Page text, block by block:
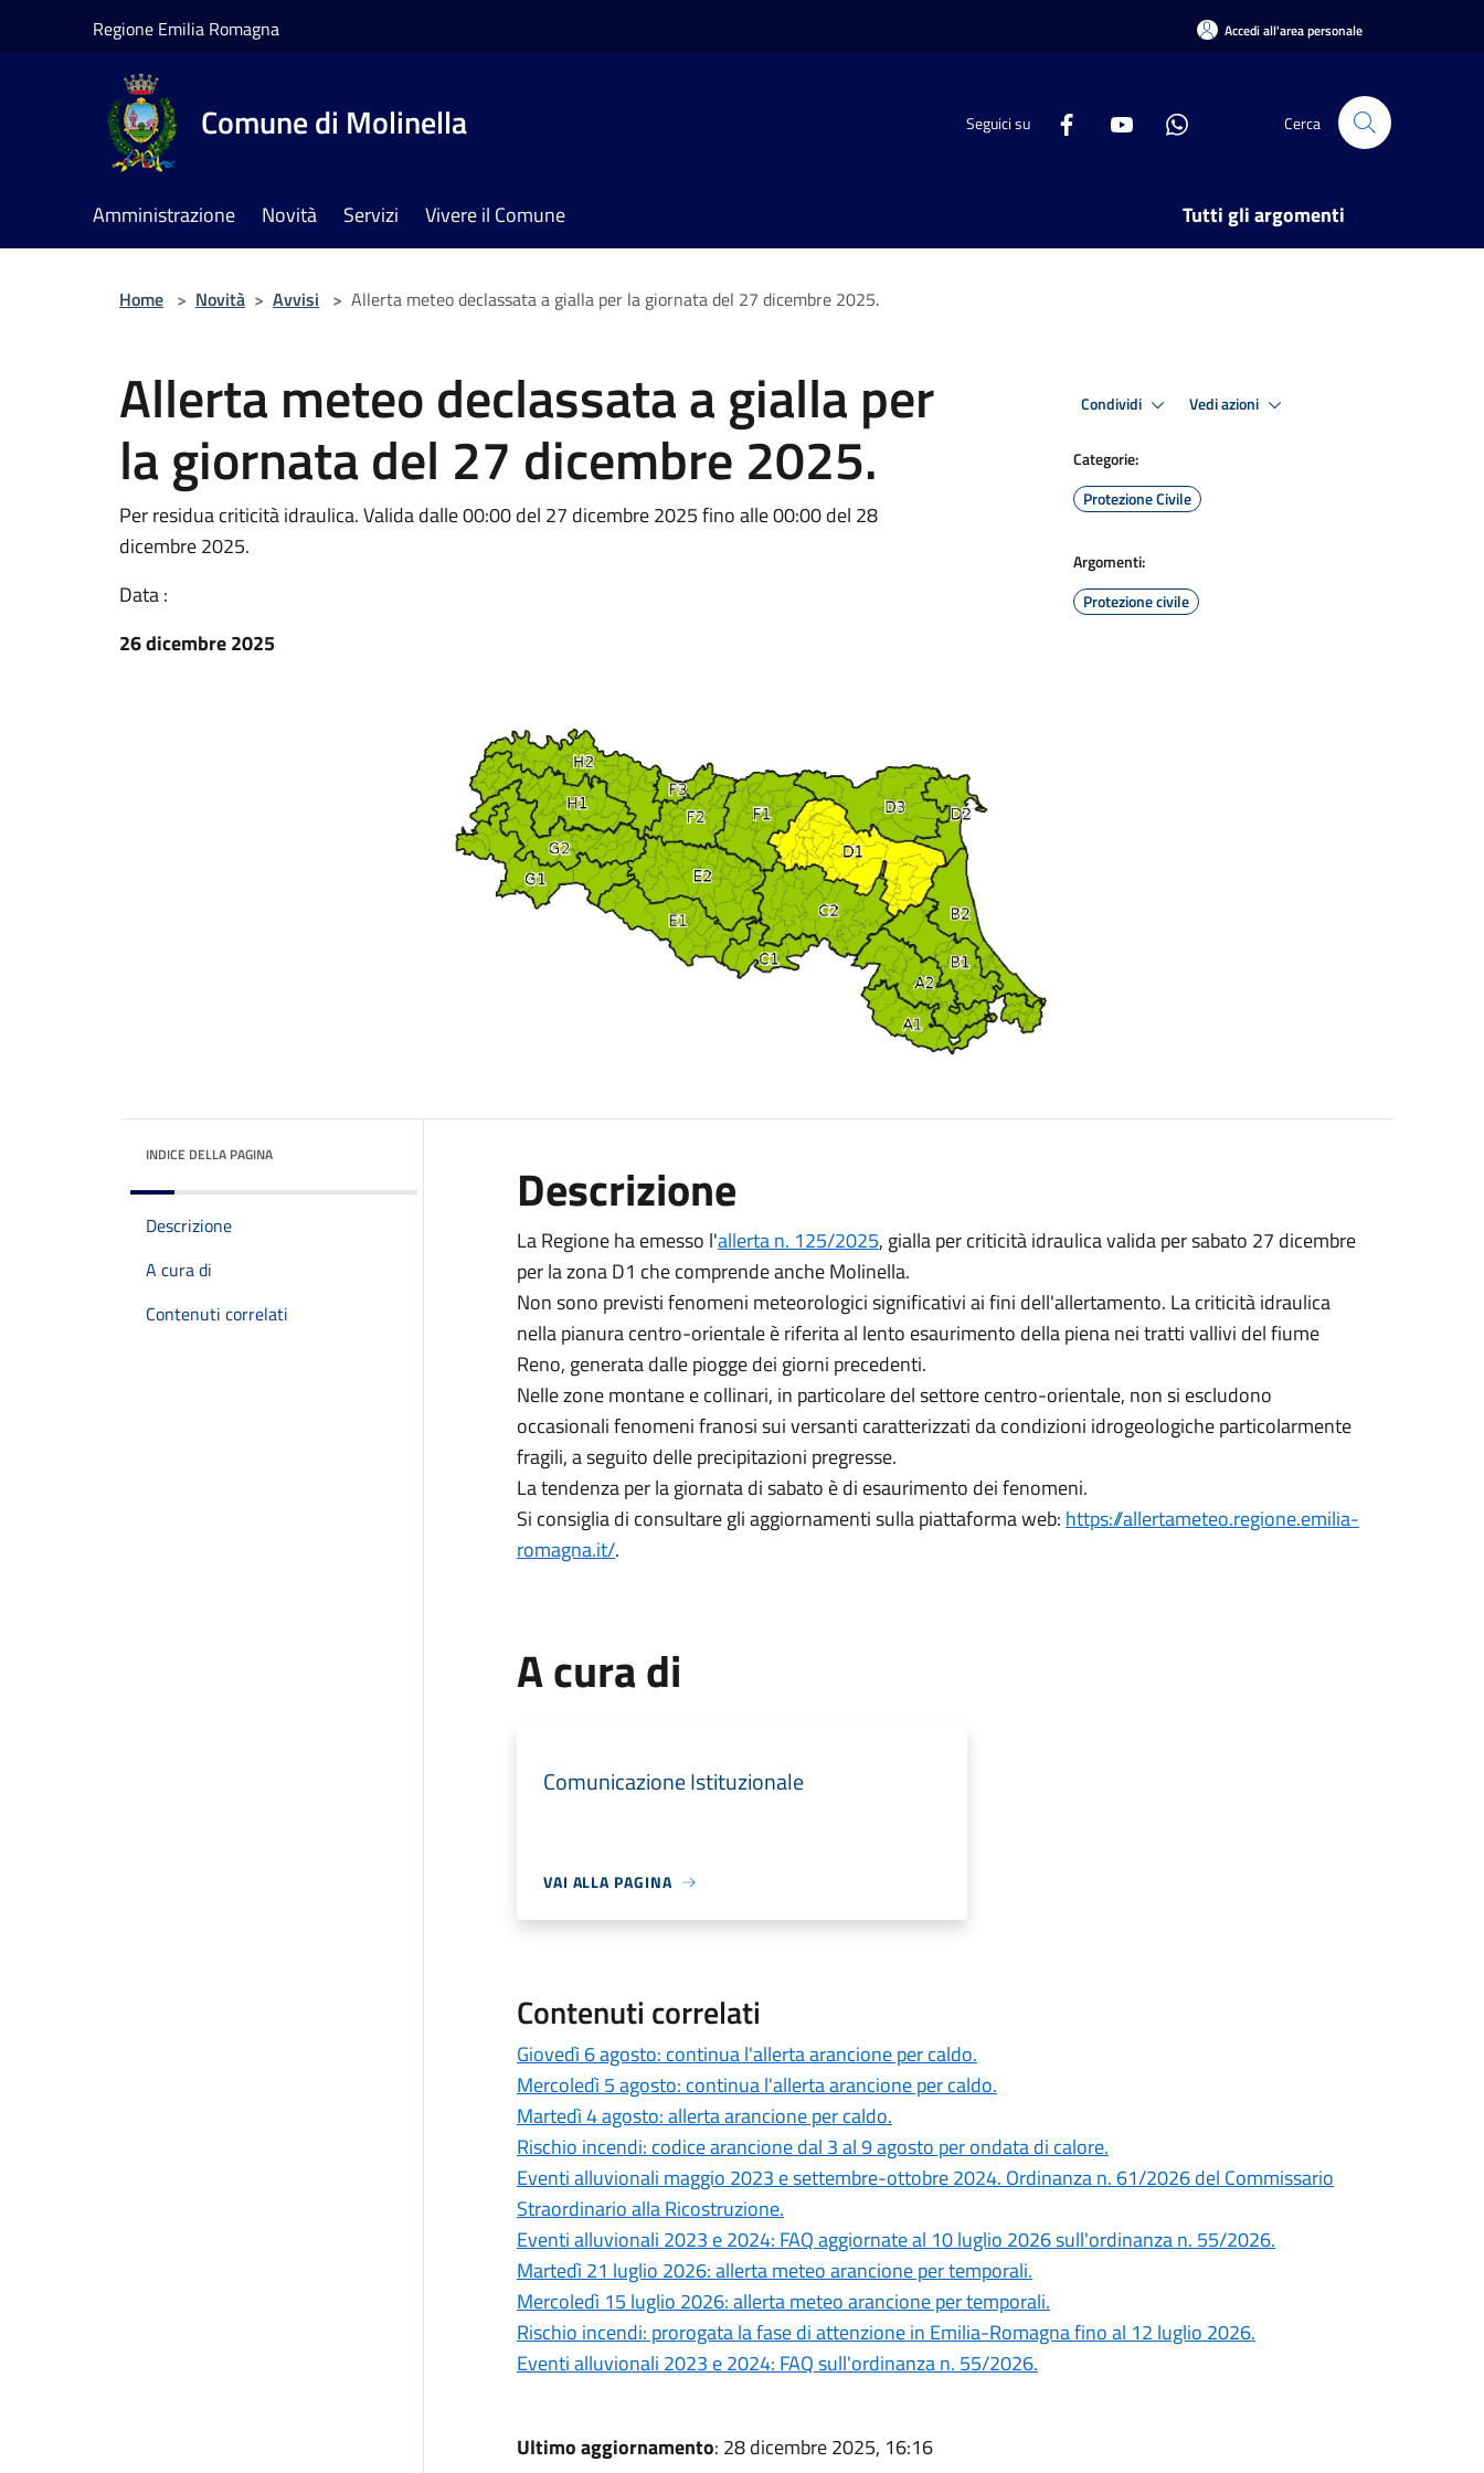
Regione Emilia Romagna Accedi all'area personale
Comune di Molinella Seguici su Cerca
Amministrazione Novità Servizi Vivere il Comune Tutti gli argomenti
Home > Novità > Avvisi > Allerta meteo declassata a gialla per la giornata del 27 dicembre 2025.
Allerta meteo declassata a gialla per
la giornata del 27 dicembre 2025.
Per residua criticità idraulica. Valida dalle 00:00 del 27 dicembre 2025 fino alle 00:00 del 28
dicembre 2025.
Data :
26 dicembre 2025
Condividi Vedi azioni
Categorie:
Protezione Civile
Argomenti:
Protezione civile
INDICE DELLA PAGINA
Descrizione
A cura di
Contenuti correlati
Descrizione
La Regione ha emesso l'allerta n. 125/2025, gialla per criticità idraulica valida per sabato 27 dicembre
per la zona D1 che comprende anche Molinella.
Non sono previsti fenomeni meteorologici significativi ai fini dell'allertamento. La criticità idraulica
nella pianura centro-orientale è riferita al lento esaurimento della piena nei tratti vallivi del fiume
Reno, generata dalle piogge dei giorni precedenti.
Nelle zone montane e collinari, in particolare del settore centro-orientale, non si escludono
occasionali fenomeni franosi sui versanti caratterizzati da condizioni idrogeologiche particolarmente
fragili, a seguito delle precipitazioni pregresse.
La tendenza per la giornata di sabato è di esaurimento dei fenomeni.
Si consiglia di consultare gli aggiornamenti sulla piattaforma web: https://allertameteo.regione.emilia-
romagna.it/.
A cura di
Comunicazione Istituzionale
VAI ALLA PAGINA
Contenuti correlati
Giovedì 6 agosto: continua l'allerta arancione per caldo.
Mercoledì 5 agosto: continua l'allerta arancione per caldo.
Martedì 4 agosto: allerta arancione per caldo.
Rischio incendi: codice arancione dal 3 al 9 agosto per ondata di calore.
Eventi alluvionali maggio 2023 e settembre-ottobre 2024. Ordinanza n. 61/2026 del Commissario
Straordinario alla Ricostruzione.
Eventi alluvionali 2023 e 2024: FAQ aggiornate al 10 luglio 2026 sull'ordinanza n. 55/2026.
Martedì 21 luglio 2026: allerta meteo arancione per temporali.
Mercoledì 15 luglio 2026: allerta meteo arancione per temporali.
Rischio incendi: prorogata la fase di attenzione in Emilia-Romagna fino al 12 luglio 2026.
Eventi alluvionali 2023 e 2024: FAQ sull'ordinanza n. 55/2026.
Ultimo aggiornamento: 28 dicembre 2025, 16:16